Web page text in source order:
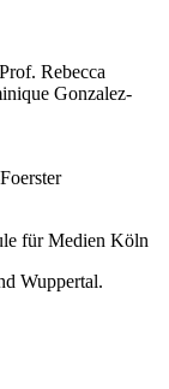
Rebecca
Gonzalez-
für Medien Köln
Wuppertal.